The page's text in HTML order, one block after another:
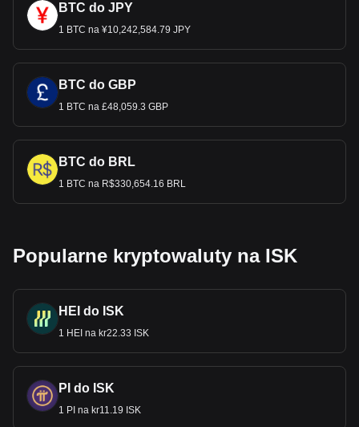
BTC do JPY
1 BTC na ¥10,242,584.79 JPY
BTC do GBP
1 BTC na £48,059.3 GBP
BTC do BRL
1 BTC na R$330,654.16 BRL
Popularne kryptowaluty na ISK
HEI do ISK
1 HEI na kr22.33 ISK
PI do ISK
1 PI na kr11.19 ISK